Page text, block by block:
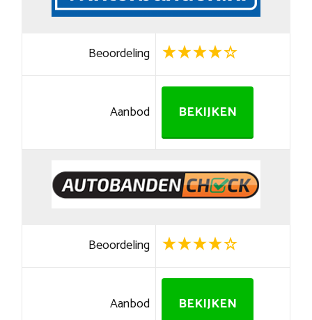
Beoordeling
Aanbod BEKIJKEN
Beoordeling
Aanbod BEKIJKEN